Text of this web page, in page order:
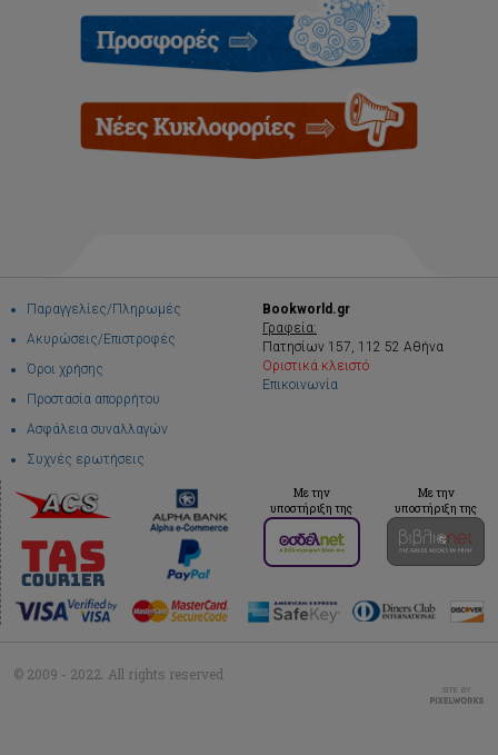
Παραγγελίες/Πληρωμές
Ακυρώσεις/Επιστροφές
Όροι χρήσης
Προστασία απορρήτου
Ασφάλεια συναλλαγών
Συχνές ερωτήσεις
Bookworld.gr
Γραφεία:
Πατησίων 157, 112 52 Αθήνα
Οριστικά κλειστό
Επικοινωνία
Με την
υποστήριξη της
Με την
υποστήριξη της
© 2009 - 2022. All rights reserved